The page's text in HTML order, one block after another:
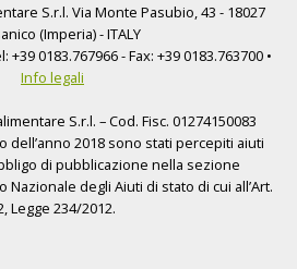
S.r.l. Via Monte Pasubio, 43 - 18027
(Imperia) - ITALY
+39 0183.767966 - Fax: +39 0183.763700 •
Info legali
S.r.l. – Cod. Fisc. 01274150083
2018 sono stati percepiti aiuti
di pubblicazione nella sezione
Nazionale degli Aiuti di stato di cui all’Art.
Legge 234/2012.